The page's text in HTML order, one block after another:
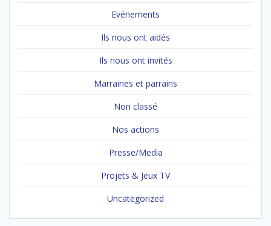
Evénements
Ils nous ont aidés
Ils nous ont invités
Marraines et parrains
Non classé
Nos actions
Presse/Media
Projets & Jeux TV
Uncategorized